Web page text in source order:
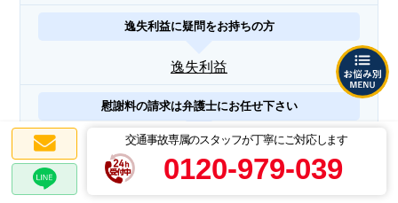
交通事故専属のスタッフが丁寧にご対応します
0120-979-039
逸失利益に疑問をお持ちの方
逸失利益
慰謝料の請求は弁護士にお任せ下さい
慰謝料請求